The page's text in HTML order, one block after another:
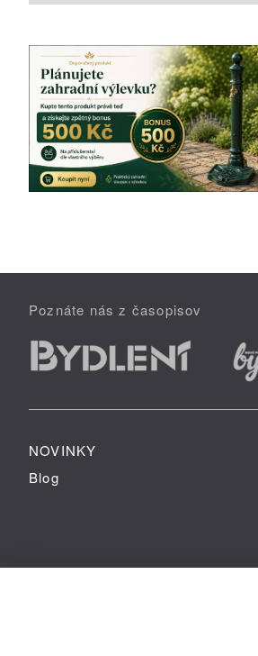
Poznáte nás z časopisov
NOVINKY
Blog